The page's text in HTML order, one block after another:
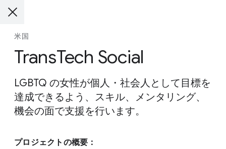
米国
TransTech Social
LGBTQ の女性が個人・社会人として目標を
達成できるよう、スキル、メンタリング、
機会の面で支援を行います。
プロジェクトの概要：